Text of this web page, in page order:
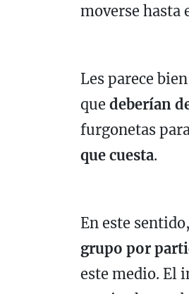
moverse hasta
Les parece
que deberían
furgonetas
que cuesta.
En este
grupo por
este medio. El